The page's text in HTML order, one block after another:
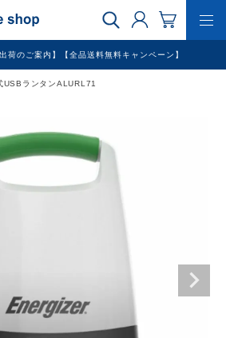
荷のご案内】【全品送料無料キャンペーン】
USBランタンALURL71